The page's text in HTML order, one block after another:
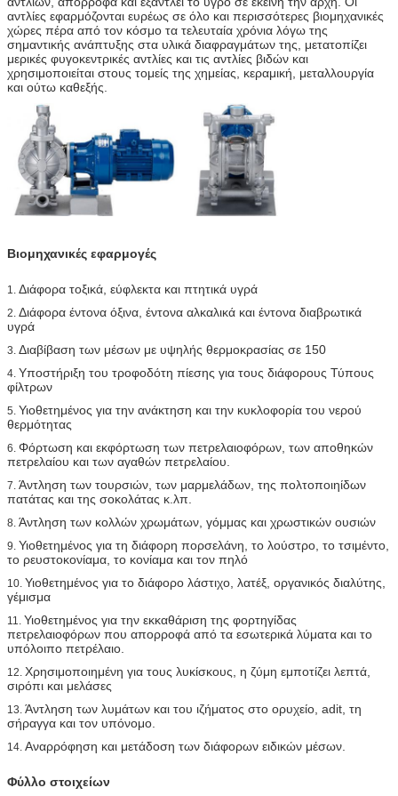
αντλίες εφαρμόζονται ευρέως σε όλο και περισσότερες βιομηχανικές
χώρες πέρα από τον κόσμο τα τελευταία χρόνια λόγω της
σημαντικής ανάπτυξης στα υλικά διαφραγμάτων της, μετατοπίζει
μερικές φυγοκεντρικές αντλίες και τις αντλίες βιδών και
χρησιμοποιείται στους τομείς της χημείας, κεραμική, μεταλλουργία
και ούτω καθεξής.
Βιομηχανικές εφαρμογές
1. Διάφορα τοξικά, εύφλεκτα και πτητικά υγρά
2. Διάφορα έντονα όξινα, έντονα αλκαλικά και έντονα διαβρωτικά
υγρά
3. Διαβίβαση των μέσων με υψηλής θερμοκρασίας σε 150
4. Υποστήριξη του τροφοδότη πίεσης για τους διάφορους Τύπους
φίλτρων
5. Υιοθετημένος για την ανάκτηση και την κυκλοφορία του νερού
θερμότητας
6. Φόρτωση και εκφόρτωση των πετρελαιοφόρων, των αποθηκών
πετρελαίου και των αγαθών πετρελαίου.
7. Άντληση των τουρσιών, των μαρμελάδων, της πολτοποιηίδων
πατάτας και της σοκολάτας κ.λπ.
8. Άντληση των κολλών χρωμάτων, γόμμας και χρωστικών ουσιών
9. Υιοθετημένος για τη διάφορη πορσελάνη, το λούστρο, το τσιμέντο,
το ρευστοκονίαμα, το κονίαμα και τον πηλό
10. Υιοθετημένος για το διάφορο λάστιχο, λατέξ, οργανικός διαλύτης,
γέμισμα
11. Υιοθετημένος για την εκκαθάριση της φορτηγίδας
πετρελαιοφόρων που απορροφά από τα εσωτερικά λύματα και το
υπόλοιπο πετρέλαιο.
12. Χρησιμοποιημένη για τους λυκίσκους, η ζύμη εμποτίζει λεπτά,
σιρόπι και μελάσες
13. Άντληση των λυμάτων και του ιζήματος στο ορυχείο, adit, τη
σήραγγα και τον υπόνομο.
14. Αναρρόφηση και μετάδοση των διάφορων ειδικών μέσων.
Φύλλο στοιχείων